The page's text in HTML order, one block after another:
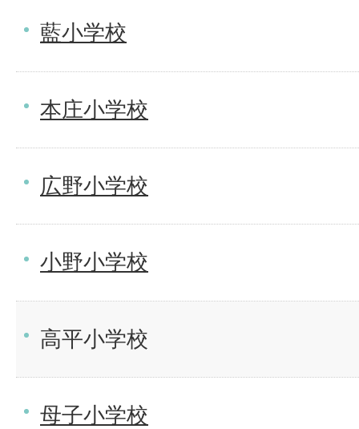
藍小学校
本庄小学校
広野小学校
小野小学校
高平小学校
母子小学校